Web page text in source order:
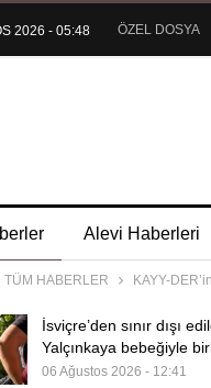
2026 - 05:48 ÖZEL DOSYA
Alevi Haberleri
TÜM HABERLER KAYY-
İsviçre’den sınır dışı
Yalçınkaya bebeğiyle
06 Ağustos 2026 - 12:41